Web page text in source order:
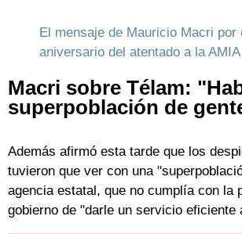
El mensaje de Mauricio Macri por
aniversario del atentado a la AMIA
Macri sobre Télam:
superpoblación de
Además afirmó esta tarde que los
tuvieron que ver con una
agencia estatal, que no cumplía con la
gobierno de "darle un servicio eficiente